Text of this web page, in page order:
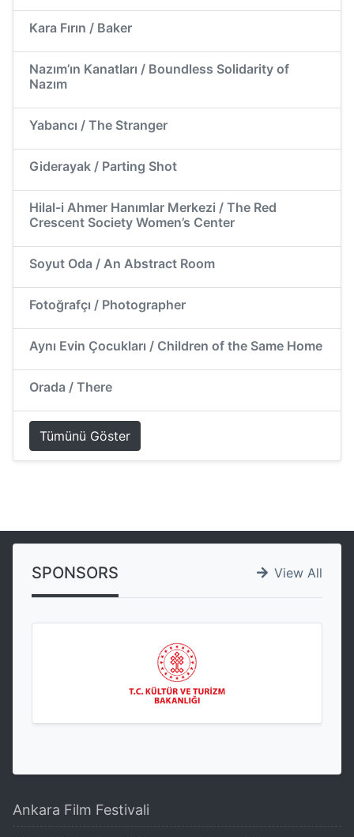
Kara Fırın / Baker
Nazım’ın Kanatları / Boundless Solidarity of
Nazım
Yabancı / The Stranger
Giderayak / Parting Shot
Hilal-i Ahmer Hanımlar Merkezi / The Red
Crescent Society Women’s Center
Soyut Oda / An Abstract Room
Fotoğrafçı / Photographer
Aynı Evin Çocukları / Children of the Same Home
Orada / There
Tümünü Göster
View All
SPONSORS
Ankara Film Festivali